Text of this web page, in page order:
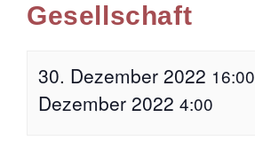
Gesellschaft
30. Dezember 2022 16:00
Dezember 2022 4:00